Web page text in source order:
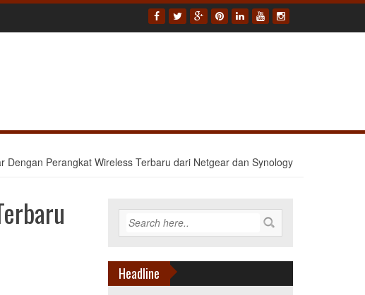
Dengan Perangkat Wireless Terbaru dari Netgear dan Synology
Headline